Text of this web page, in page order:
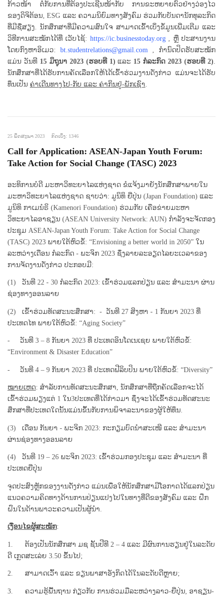
ກ້າວໜ້າ ຕໍ່ກັບການທີ່ຕ້ອງປະເຊີນໜ້າກັບ ການຂະຫຍາຍຕົວຢ່າງວ່ອງໄວ
ຂອງດິຈິຕ້ອນ, ESG ແລະ ຄວາມນິຍົມທາງສັງຄົມ ຮ່ວມກັບບັນດານັກທຸລະກິດ
ທີ່ມີຊື່ສຽງ. ນັກສຶກສາທີ່ມີຄວາມສົນໃຈ ສາມາດເຂົ້າເບິ່ງຂໍ້ມູນເພີ່ມເຕີມ ແລະ
ວິທີການສະໝັກໄດ້ທີ່ ເວັບໄຊ້: https://ic.businesstoday.org, ຫຼື ປະສານງານ
ໂດຍກົງຫາອິເມວ: bt.studentrelations@gmail.com , ກໍານົດປິດຮັບສະໝັກ
ແມ່ນ ວັນທີ 15 ມິຖຸນາ 2023 (ຮອບທີ 1) ແລະ 15 ກໍລະກົດ 2023 (ຮອບທີ 2).
ນັກສຶກສາທີ່ໄດ້ຮັບການຄັດເລືອກໃຫ້ໄດ້ເຂົ້າຮ່ວມງານດັ່ງກ່າວ ແມ່ນຈະໄດ້ຮັບ
ທຶນເປັນ ຄ່າເດີນທາງໄປ-ກັບ ແລະ ຄ່າກິນຢູ່-ພັກເຊົາ.
25 ພຶດສະພາ 2023 ກົດເບິ່ງ: 1346
Call for Application: ASEAN-Japan Youth Forum:
Take Action for Social Change (TASC) 2023
ອະທິການບໍດີ ມະຫາວິທະຍາໄລແຫ່ງຊາດ ຂໍແຈ້ງມາຍັງນັກສຶກສາພາຍໃນ
ມະຫາວິທະຍາໄລແຫ່ງຊາດ ຊາບວ່າ: ມູນິທິ ຍີ່ປຸ່ນ (Japan Foundation) ແລະ
ມູນິທິ ກາເມນໍຣິ (Kamenori Foundation) ຮ່ວມກັບ ເຄືອຂ່າຍມະຫາ
ວິທະຍາໄລອາຊຽນ (ASEAN University Network: AUN) ກໍາລັງຈະຈັດກອງ
ປະຊຸມ ASEAN-Japan Youth Forum: Take Action for Social Change
(TASC) 2023 ພາຍໃຕ້ຫົວຂໍ້: “Envisioning a better world in 2050” ໃນ
ລະຫວ່າງເດືອນ ກໍລະກົດ - ພະຈິກ 2023 ຊຶ່ງລາຍລະອຽດໄລຍະເວລາຂອງ
ການຈັດງານດັ່ງກ່າວ ປະກອບມີ:
(1) ວັນທີ 22 - 30 ກໍລະກົດ 2023: ເຂົ້າຮ່ວມແລກປ່ຽນ ແລະ ສໍາມະນາ ຜ່ານ
ຊ່ອງທາງອອນລາຍ
(2) ເຂົ້າຮ່ວມທັດສະນະສຶກສາ: - ວັນທີ 27 ສິງຫາ - 1 ກັນຍາ 2023 ທີ່
ປະເທດໄທ ພາຍໃຕ້ຫົວຂໍ້: “Aging Society”
- ວັນທີ 3 – 8 ກັນຍາ 2023 ທີ່ ປະເທດອິນໂດເນເຊຍ ພາຍໃຕ້ຫົວຂໍ້:
“Environment & Disaster Education”
- ວັນທີ 4 – 9 ກັນຍາ 2023 ທີ່ ປະເທດຟີລິບປິນ ພາຍໃຕ້ຫົວຂໍ້: “Diversity”
ໝາຍເຫດ: ສໍາລັບການທັດສະນະສຶກສາ, ນັກສຶກສາທີ່ຖືກຄັດເລືອກຈະໄດ້
ເຂົ້າຮ່ວມພຽງແຕ່ 1 ໃນ3ປະເທດທີ່ໄດ້ກ່າວມາ ຊຶ່ງຈະໄດ້ເຂົ້າຮ່ວມທັດສະນະ
ສຶກສາທີ່ປະເທດໃດນັ້ນແມ່ນຂຶ້ນກັບການພິຈາລະນາຂອງຜູ້ໃຫ້ທຶນ.
(3) ເດືອນ ກັນຍາ - ພະຈິກ 2023: ກະກຽມບົດນໍາສະເໜີ ແລະ ສໍາມະນາ
ຜ່ານຊ່ອງທາງອອນລາຍ
(4) ວັນທີ 19 – 26 ພະຈິກ 2023: ເຂົ້າຮ່ວມກອງປະຊຸມ ແລະ ສໍາມະນາ ທີ່
ປະເທດຍີ່ປຸ່ນ
ຈຸດປະສົງຫຼັກຂອງງານດັ່ງກ່າວ ແມ່ນເພື່ອໃຫ້ນັກສຶກສາມີໂອກາດໄດ້ແລກປ່ຽນ
ແນວຄວາມຄິດທາງດ້ານການປ່ຽນແປງໄປໃນທາງທີ່ດີຂອງສັງຄົມ ແລະ ຝຶກ
ຝົນໃນດ້ານພາວະຄວາມເປັນຜູ້ນໍາ.
ເງື່ອນໄຂຜູ້ສະໝັກ:
1. ຕ້ອງເປັນນັກສຶກສາ ມຊ ຊັ້ນປີທີ 2 – 4 ແລະ ມີຜົນການຮຽນຢູ່ໃນລະດັບ
ດີ ເກຼດສະເລ່ຍ 3.50 ຂຶ້ນໄປ;
2. ສາມາດເວົ້າ ແລະ ຂຽນພາສາອັງກິດໄດ້ໃນລະດັບດີຫຼາຍ;
3. ຄວາມຮູ້ພື້ນຖານ ກ່ຽວກັບ ການຮ່ວມມືລະຫວ່າງລາວ-ຍີ່ປຸ່ນ, ອາຊຽນ-